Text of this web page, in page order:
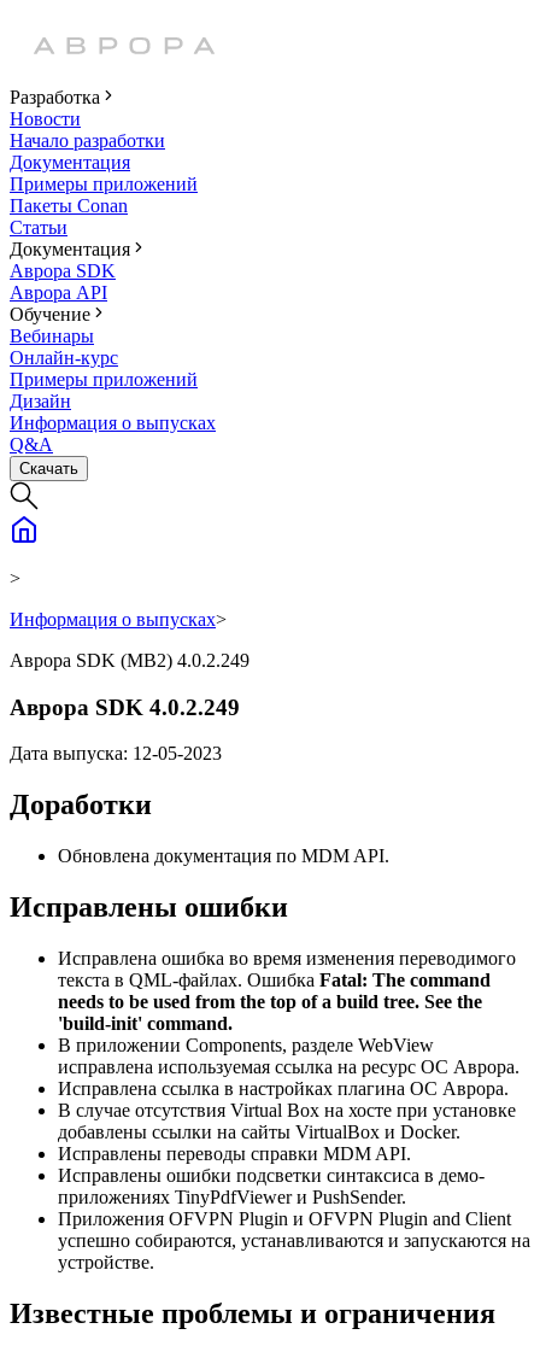
Разработка
Новости
Начало разработки
Документация
Примеры приложений
Пакеты Conan
Статьи
Документация
Аврора SDK
Аврора API
Обучение
Вебинары
Онлайн-курс
Примеры приложений
Дизайн
Информация о выпусках
Q&A
Скачать
>
Информация о выпусках>
Аврора SDK (MB2) 4.0.2.249
Аврора SDK 4.0.2.249
Дата выпуска: 12-05-2023
Доработки
Обновлена документация по MDM API.
Исправлены ошибки
Исправлена ошибка во время изменения переводимого
текста в QML-файлах. Ошибка Fatal: The command
needs to be used from the top of a build tree. See the
'build-init' command.
В приложении Components, разделе WebView
исправлена используемая ссылка на ресурс ОС Аврора.
Исправлена ссылка в настройках плагина ОС Аврора.
В случае отсутствия Virtual Box на хосте при установке
добавлены ссылки на сайты VirtualBox и Docker.
Исправлены переводы справки MDM API.
Исправлены ошибки подсветки синтаксиса в демо-
приложениях TinyPdfViewer и PushSender.
Приложения OFVPN Plugin и OFVPN Plugin and Client
успешно собираются, устанавливаются и запускаются на
устройстве.
Известные проблемы и ограничения